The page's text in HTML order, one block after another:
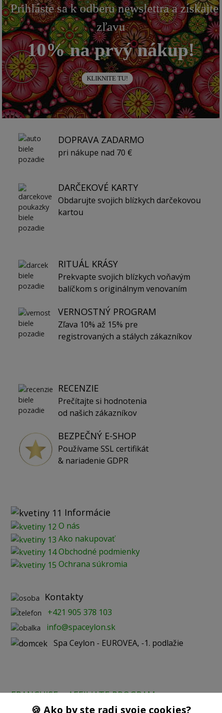
Prihláste sa k odberu newslettra a získajte
zľavu
10% na prvý nákup!
KLIKNITE TU!
DOPRAVA ZADARMO
pri nákupe nad 70 €
DARČEKOVÉ KARTY
Obdarujte svojich blízkych darčekovou
kartou
RITUÁL KRÁSY
Prekvapte svojich blízkych voňavým
balíčkom s originálnym venovaním
VERNOSTNÝ PROGRAM
Zľava 10% až 15% pre
registrovaných a stálych zákazníkov
RECENZIE
Prečítajte si hodnotenia
od našich zákazníkov
BEZPEČNÝ E-SHOP
Používame SSL certifikát
& nariadenie GDPR
Informácie
O nás
Ako nakupovať
Obchodné podmienky
Ochrana súkromia
Kontakty
+421 905 378 103
info@spaceylon.sk
Spa Ceylon - EUROVEA, -1. podlažie
FRANCHISE AFFILIATE PROGRAM
🍪 Ako by ste radi svoje cookies?